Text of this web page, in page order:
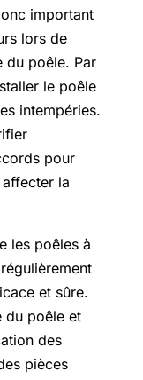
important
lors de
du poêle. Par
le poêle
intempéries.
pour
la
les poêles à
et sûre.
du poêle et
des
pièces